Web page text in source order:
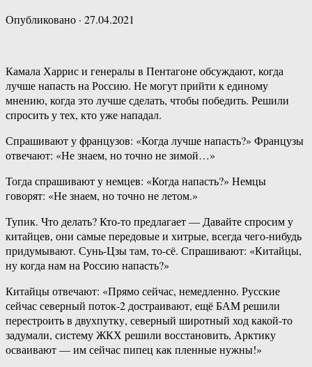
Опубликовано · 27.04.2021
Камала Харрис и генералы в Пентагоне обсуждают, когда
лучше напасть на Россию. Не могут прийти к единому
мнению, когда это лучше сделать, чтобы победить. Решили
спросить у тех, кто уже нападал.
Спрашивают у французов: «Когда лучше напасть?» Французы
отвечают: «Не знаем, но точно не зимой…»
Тогда спрашивают у немцев: «Когда напасть?» Немцы
говорят: «Не знаем, но точно не летом.»
Тупик. Что делать? Кто-то предлагает — Давайте спросим у
китайцев, они самые передовые и хитрые, всегда чего-нибудь
придумывают. Сунь-Цзы там, то-сё. Спрашивают: «Китайцы,
ну когда нам на Россию напасть?»
Китайцы отвечают: «Прямо сейчас, немедленно. Русские
сейчас северный поток-2 достраивают, ещё БАМ решили
перестроить в двухпутку, северный широтный ход какой-то
задумали, систему ЖКХ решили восстановить, Арктику
осваивают — им сейчас пипец как пленные нужны!»